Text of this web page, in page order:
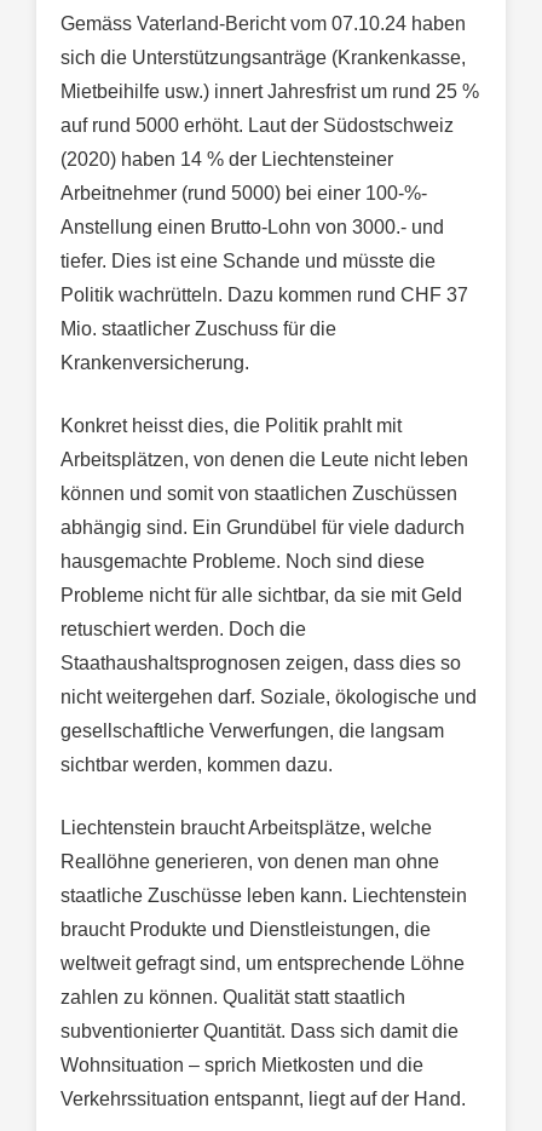
Gemäss Vaterland-Bericht vom 07.10.24 haben
sich die Unterstützungsanträge (Krankenkasse,
Mietbeihilfe usw.) innert Jahresfrist um rund 25 %
auf rund 5000 erhöht. Laut der Südostschweiz
(2020) haben 14 % der Liechtensteiner
Arbeitnehmer (rund 5000) bei einer 100-%-
Anstellung einen Brutto-Lohn von 3000.- und
tiefer. Dies ist eine Schande und müsste die
Politik wachrütteln. Dazu kommen rund CHF 37
Mio. staatlicher Zuschuss für die
Krankenversicherung.
Konkret heisst dies, die Politik prahlt mit
Arbeitsplätzen, von denen die Leute nicht leben
können und somit von staatlichen Zuschüssen
abhängig sind. Ein Grundübel für viele dadurch
hausgemachte Probleme. Noch sind diese
Probleme nicht für alle sichtbar, da sie mit Geld
retuschiert werden. Doch die
Staathaushaltsprognosen zeigen, dass dies so
nicht weitergehen darf. Soziale, ökologische und
gesellschaftliche Verwerfungen, die langsam
sichtbar werden, kommen dazu.
Liechtenstein braucht Arbeitsplätze, welche
Reallöhne generieren, von denen man ohne
staatliche Zuschüsse leben kann. Liechtenstein
braucht Produkte und Dienstleistungen, die
weltweit gefragt sind, um entsprechende Löhne
zahlen zu können. Qualität statt staatlich
subventionierter Quantität. Dass sich damit die
Wohnsituation – sprich Mietkosten und die
Verkehrssituation entspannt, liegt auf der Hand.